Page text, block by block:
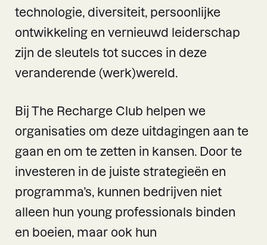
technologie, diversiteit, persoonlijke
ontwikkeling en vernieuwd leiderschap
zijn de sleutels tot succes in deze
veranderende (werk)wereld.
Bij The Recharge Club helpen we
organisaties om deze uitdagingen aan te
gaan en om te zetten in kansen. Door te
investeren in de juiste strategieën en
programma’s, kunnen bedrijven niet
alleen hun young professionals binden
en boeien, maar ook hun